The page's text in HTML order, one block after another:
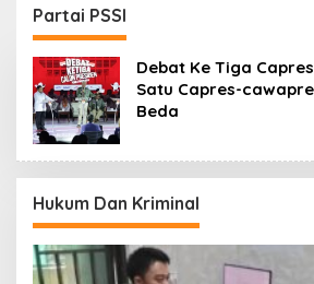
Pemasangan Spanduk
serta Pembagian
Stiker
Partai PSSI
Debat Ke Tiga
Satu Capres-
Beda
Hukum Dan Kriminal